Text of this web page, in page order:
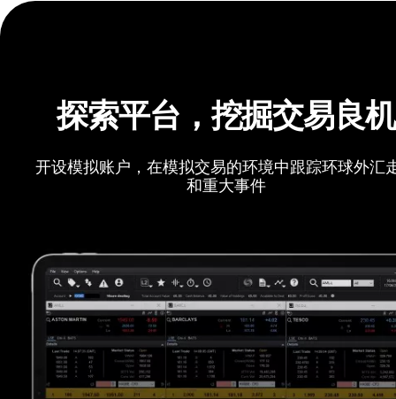
探索平台，挖掘交易良机
开设模拟账户，在模拟交易的环境中跟踪环球外汇
和重大事件